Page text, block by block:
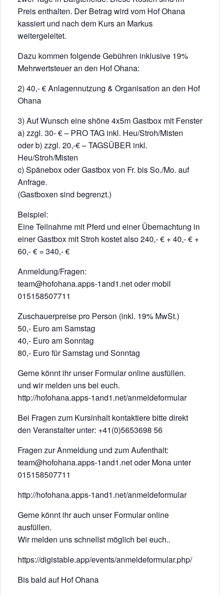
Preis enthalten. Der Betrag wird vom Hof Ohana
kassiert und nach dem Kurs an Markus
weitergeleitet.
Dazu kommen folgende Gebühren inklusive 19%
Mehrwertsteuer an den Hof Ohana:
2) 40,- € Anlagennutzung & Organisation an den Hof
Ohana
3) Auf Wunsch eine shöne 4x5m Gastbox mit Fenster
a) zzgl. 30- € – PRO TAG inkl. Heu/Stroh/Misten
oder b) zzgl. 20,-€ – TAGSÜBER inkl.
Heu/Stroh/Misten
c) Spänebox oder Gastbox von Fr. bis So./Mo. auf
Anfrage.
(Gastboxen sind begrenzt.)
Beispiel:
Eine Teilnahme mit Pferd und einer Übernachtung in
einer Gastbox mit Stroh kostet also 240,- € + 40,- € +
60,- € = 340,- €
Anmeldung/Fragen:
team@hofohana.apps-1and1.net oder mobil
015158507711
Zuschauerpreise pro Person (inkl. 19% MwSt.)
50,- Euro am Samstag
40,- Euro am Sonntag
80,- Euro für Samstag und Sonntag
Gerne könnt ihr unser Formular online ausfüllen.
und wir melden uns bei euch.
http://hofohana.apps-1and1.net/anmeldeformular
Bei Fragen zum Kursinhalt kontaktiere bitte direkt
den Veranstalter unter: +41(0)5653698 56
Fragen zur Anmeldung und zum Aufenthalt:
team@hofohana.apps-1and1.net oder Mona unter
015158507711
http://hofohana.apps-1and1.net/anmeldeformular
Gerne könnt ihr auch unser Formular online
ausfüllen.
Wir melden uns schnellst möglich bei euch..
https://digistable.app/events/anmeldeformular.php/
Bis bald auf Hof Ohana